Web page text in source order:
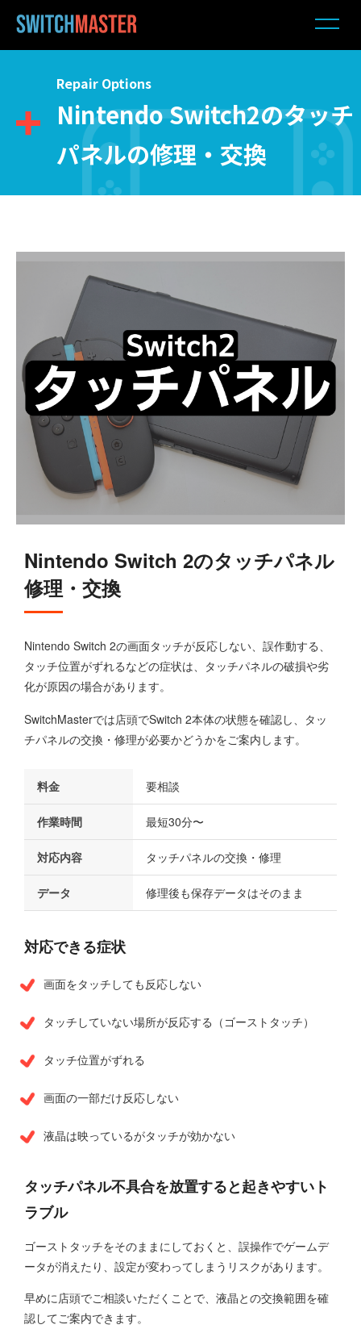
Repair Options
Nintendo Switch2のタッチ
パネルの修理・交換
Nintendo Switch 2のタッチパネル
修理・交換
Nintendo Switch 2の画面タッチが反応しない、誤作動する、
タッチ位置がずれるなどの症状は、タッチパネルの破損や劣
化が原因の場合があります。
SwitchMasterでは店頭でSwitch 2本体の状態を確認し、タッ
チパネルの交換・修理が必要かどうかをご案内します。
料金 要相談
作業時間 最短30分〜
対応内容 タッチパネルの交換・修理
データ 修理後も保存データはそのまま
対応できる症状
画面をタッチしても反応しない
タッチしていない場所が反応する（ゴーストタッチ）
タッチ位置がずれる
画面の一部だけ反応しない
液晶は映っているがタッチが効かない
タッチパネル不具合を放置すると起きやすいト
ラブル
ゴーストタッチをそのままにしておくと、誤操作でゲームデ
ータが消えたり、設定が変わってしまうリスクがあります。
早めに店頭でご相談いただくことで、液晶との交換範囲を確
認してご案内できます。